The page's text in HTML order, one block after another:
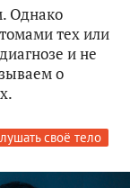
Однако
тех или
и не
о
своё тело